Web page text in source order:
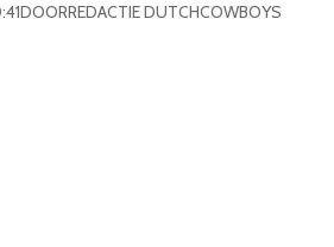
DOORREDACTIE DUTCHCOWBOYS